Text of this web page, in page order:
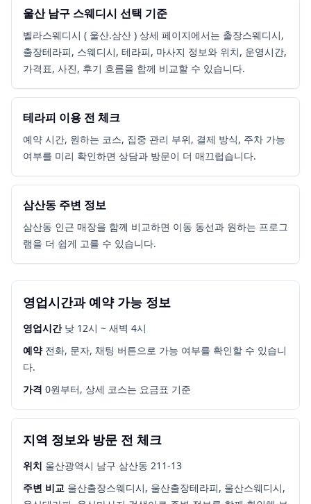
울산 남구 스웨디시 선택 기준
벨라스웨디시 ( 울산.삼산 ) 상세 페이지에서는 출장스웨디시,
출장테라피, 스웨디시, 테라피, 마사지 정보와 위치, 운영시간,
가격표, 사진, 후기 흐름을 함께 비교할 수 있습니다.
테라피 이용 전 체크
예약 시간, 원하는 코스, 집중 관리 부위, 결제 방식, 주차 가능
여부를 미리 확인하면 상담과 방문이 더 매끄럽습니다.
삼산동 주변 정보
삼산동 인근 매장을 함께 비교하면 이동 동선과 원하는 프로그
램을 더 쉽게 고를 수 있습니다.
영업시간과 예약 가능 정보
영업시간 낮 12시 ~ 새벽 4시
예약 전화, 문자, 채팅 버튼으로 가능 여부를 확인할 수 있습니
다.
가격 0원부터, 상세 코스는 요금표 기준
지역 정보와 방문 전 체크
위치 울산광역시 남구 삼산동 211-13
주변 비교 울산출장스웨디시, 울산출장테라피, 울산스웨디시,